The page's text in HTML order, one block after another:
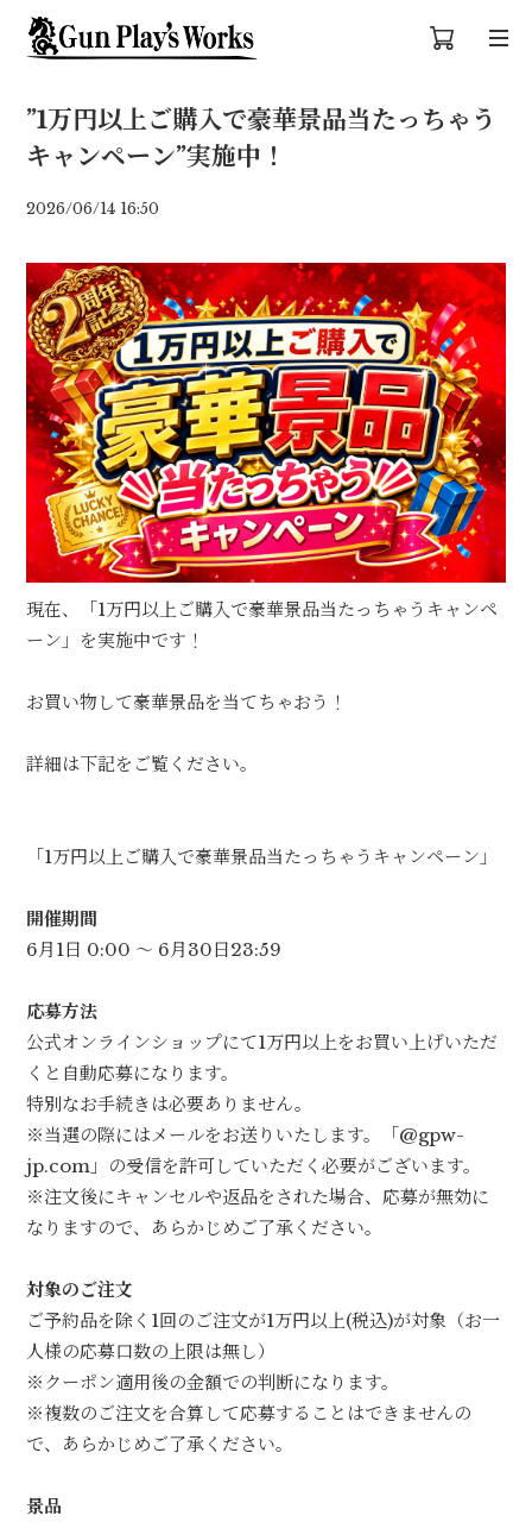
”1万円以上ご購入で豪華景品当たっちゃう
キャンペーン”実施中！
2026/06/14 16:50
現在、「1万円以上ご購入で豪華景品当たっちゃうキャンペ
ーン」を実施中です！
お買い物して豪華景品を当てちゃおう！
詳細は下記をご覧ください。
「1万円以上ご購入で豪華景品当たっちゃうキャンペーン」
開催期間
6月1日 0:00 ～ 6月30日23:59
応募方法
公式オンラインショップにて1万円以上をお買い上げいただ
くと自動応募になります。
特別なお手続きは必要ありません。
※当選の際にはメールをお送りいたします。「@gpw-
jp.com」の受信を許可していただく必要がございます。
※注文後にキャンセルや返品をされた場合、応募が無効に
なりますので、あらかじめご了承ください。
対象のご注文
ご予約品を除く1回のご注文が1万円以上(税込)が対象（お一
人様の応募口数の上限は無し）
※クーポン適用後の金額での判断になります。
※複数のご注文を合算して応募することはできませんの
で、あらかじめご了承ください。
景品